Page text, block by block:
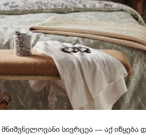
სივრცეა — აქ იწყება